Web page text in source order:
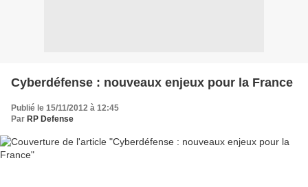
Cyberdéfense : nouveaux enjeux pour la France
Publié le 15/11/2012 à 12:45
Par RP Defense